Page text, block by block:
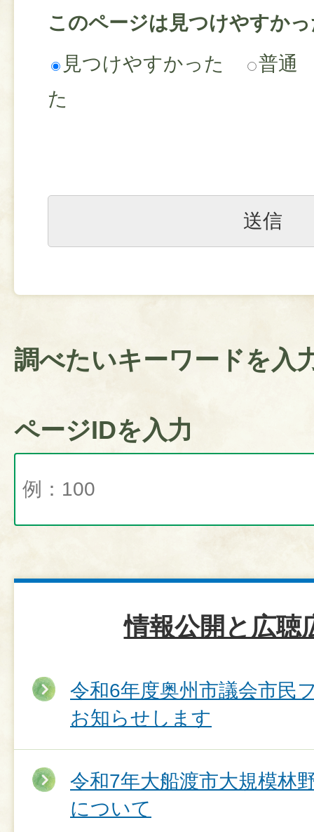
このページは見つけやすか
見つけやすかった
普通
た
調べたいキーワードを入
ページIDを入力
情報公開と広聴
令和6年度奥州市議会市民
お知らせします
令和7年大船渡市大規模林
について